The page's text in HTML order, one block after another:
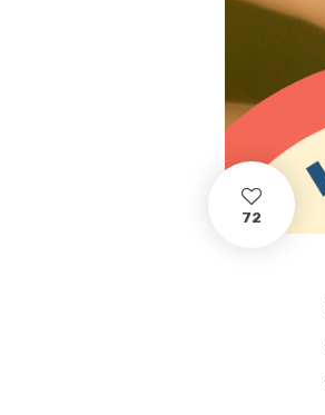
72